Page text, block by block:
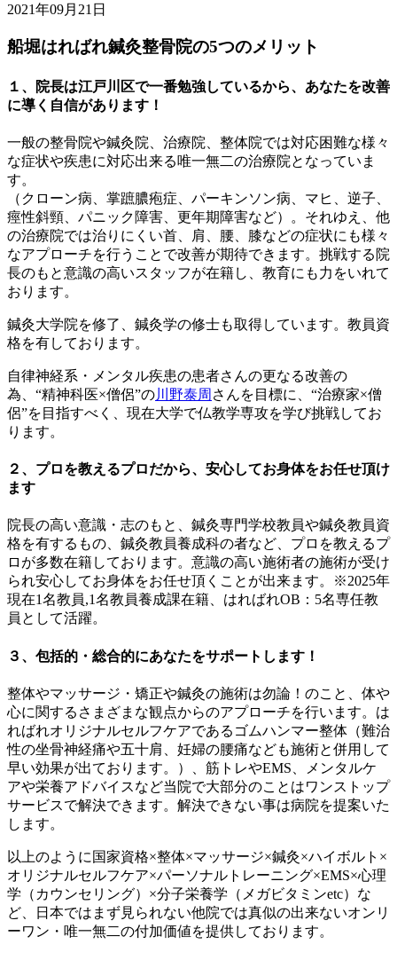
2021年09月21日
船堀はればれ鍼灸整骨院の5つのメリット
１、院長は江戸川区で一番勉強しているから、あなたを改善
に導く自信があります！
一般の整骨院や鍼灸院、治療院、整体院では対応困難な様々
な症状や疾患に対応出来る唯一無二の治療院となっていま
す。
（クローン病、掌蹠膿疱症、パーキンソン病、マヒ、逆子、
痙性斜頸、パニック障害、更年期障害など）。それゆえ、他
の治療院では治りにくい首、肩、腰、膝などの症状にも様々
なアプローチを行うことで改善が期待できます。挑戦する院
長のもと意識の高いスタッフが在籍し、教育にも力をいれて
おります。
鍼灸大学院を修了、鍼灸学の修士も取得しています。教員資
格を有しております。
自律神経系・メンタル疾患の患者さんの更なる改善の
為、“精神科医×僧侶”の川野泰周 さんを目標に、“治療家×僧
侶”を目指すべく、現在大学で仏教学専攻を学び挑戦してお
ります。
２、プロを教えるプロだから、安心してお身体をお任せ頂け
ます
院長の高い意識・志のもと、鍼灸専門学校教員や鍼灸教員資
格を有するもの、鍼灸教員養成科の者など、プロを教えるプ
ロが多数在籍しております。意識の高い施術者の施術が受け
られ安心してお身体をお任せ頂くことが出来ます。※2025年
現在1名教員,1名教員養成課在籍、はればれOB：5名専任教
員として活躍。
３、包括的・総合的にあなたをサポートします！
整体やマッサージ・矯正や鍼灸の施術は勿論！のこと、体や
心に関するさまざまな観点からのアプローチを行います。は
ればれオリジナルセルフケアであるゴムハンマー整体（難治
性の坐骨神経痛や五十肩、妊婦の腰痛なども施術と併用して
早い効果が出ております。）、筋トレやEMS、メンタルケ
アや栄養アドバイスなど当院で大部分のことはワンストップ
サービスで解決できます。解決できない事は病院を提案いた
します。
以上のように国家資格×整体×マッサージ×鍼灸×ハイボルト×
オリジナルセルフケア×パーソナルトレーニング×EMS×心理
学（カウンセリング）×分子栄養学（メガビタミンetc）な
ど、日本ではまず見られない他院では真似の出来ないオンリ
ーワン・唯一無二の付加価値を提供しております。